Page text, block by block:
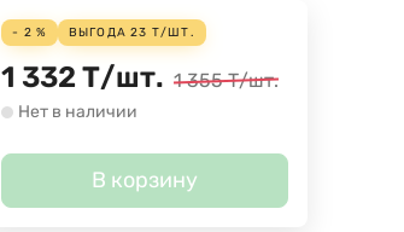
- 2 % ВЫГОДА23 Т/ШТ.
1 332Т/шт. 1 355 Т/шт.
Нет в наличии
В корзину